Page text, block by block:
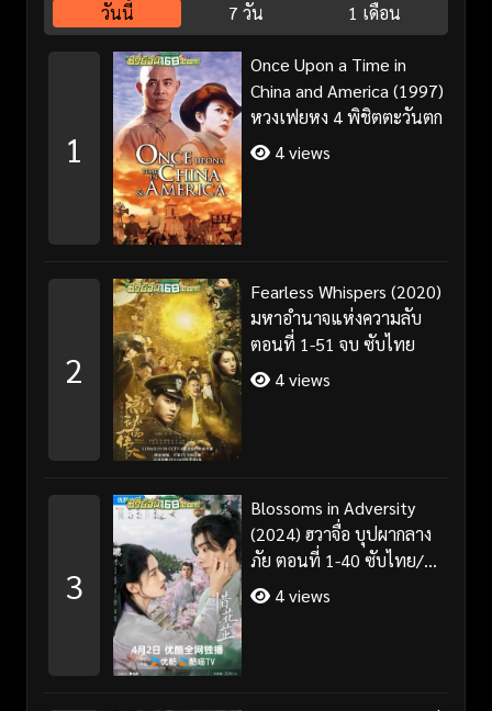
วันนี้ 7 วัน 1 เดือน
1
Once Upon a Time in
China and America (1997)
หวงเฟยหง 4 พิชิตตะวันตก
4 views
2
Fearless Whispers (2020)
มหาอำนาจแห่งความลับ
ตอนที่ 1-51 จบ ซับไทย
4 views
3
Blossoms in Adversity
(2024) ฮวาจื่อ บุปผากลาง
ภัย ตอนที่ 1-40 ซับไทย/
พากย์ไทย
4 views